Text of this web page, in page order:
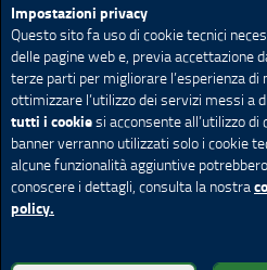
Impostazioni privacy
Questo sito fa uso di cookie tecnici
delle pagine web e, previa accettazione
terze parti per migliorare l’esperienza di
ottimizzare l’utilizzo dei servizi messi a
tutti i cookiesi acconsente all’utilizzo
banner verranno utilizzati solo i cookie
alcune funzionalità aggiuntive
conoscere i dettagli, consulta la nostra
policy.
Cosa è Garanzia Giovani
Comunicazione
Mappa del sito
Ricerca
Pubblicazioni
Agenda
Redazione
Privacy Note
Cookie policy
Impostazione
© Copyright Regione Lombardia tutti i